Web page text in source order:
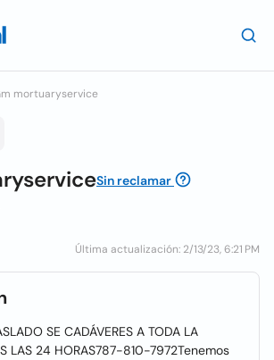
mortuaryservice
Sin reclamar
Última actualización: 2/13/23, 6:21 PM
SE CADÁVERES A TODA LA
LAS 24 HORAS787-810-7972Tenemos